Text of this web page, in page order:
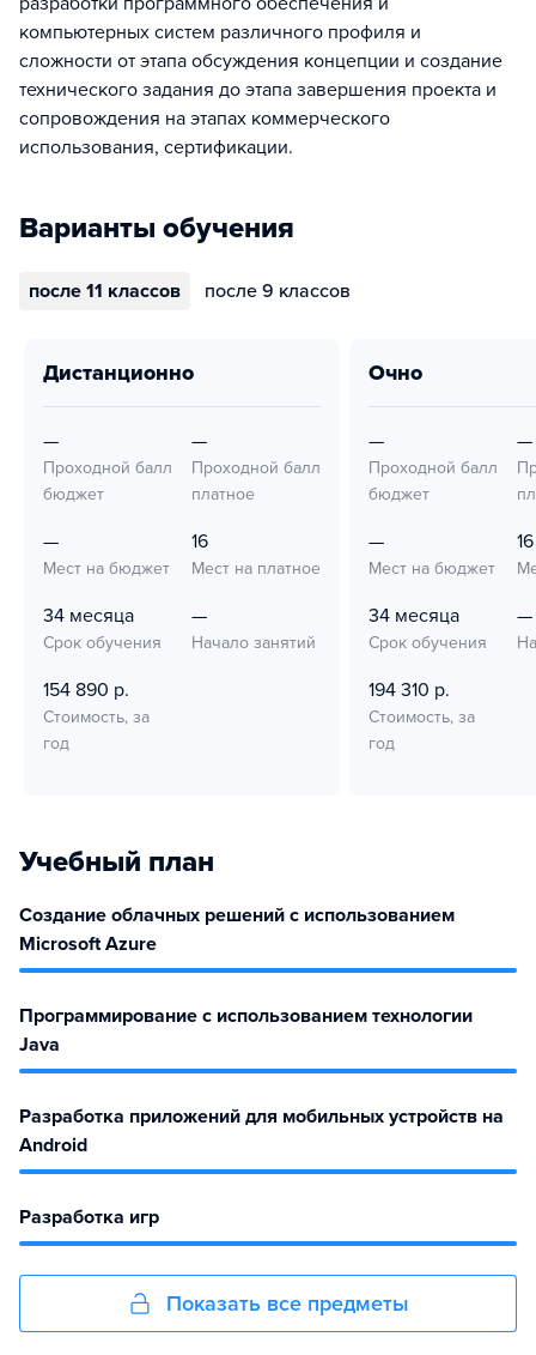
компьютерных систем различного профиля и
сложности от этапа обсуждения концепции и создание
технического задания до этапа завершения проекта и
сопровождения на этапах коммерческого
использования, сертификации.
Варианты обучения
после 11 классов после 9 классов
дистанционно
—
Проходной балл
бюджет
—
Проходной балл
платное
—
Мест на бюджет
16
Мест на платное
34 месяца
Срок обучения
—
Начало занятий
154 890 р.
Стоимость, за
год
очно
—
Проходной балл
бюджет
—
—
Мест на бюджет
16
34 месяца
Срок обучения
—
194 310 р.
Стоимость, за
год
Учебный план
Создание облачных решений с использованием
Microsoft Azure
Программирование с использованием технологии
Java
Разработка приложений для мобильных устройств на
Android
Разработка игр
Показать все предметы